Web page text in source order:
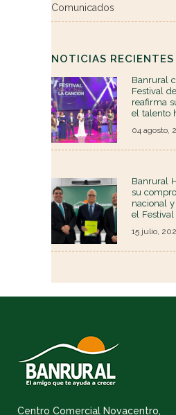
Comunicados
NOTICIAS RECIENTES
Banrural
Festival
reafirma
el talento
04 agosto,
Banrural
su
nacional
el
15 julio,
Centro Comercial Novacentro,